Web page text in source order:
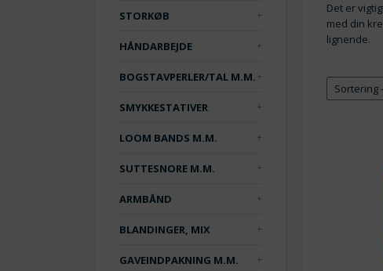
STORKØB
HÅNDARBEJDE
BOGSTAVPERLER/TAL M.M.
SMYKKESTATIVER
LOOM BANDS M.M.
SUTTESNORE M.M.
ARMBÅND
BLANDINGER, MIX
GAVEINDPAKNING M.M.
Det er
med din
lignende.